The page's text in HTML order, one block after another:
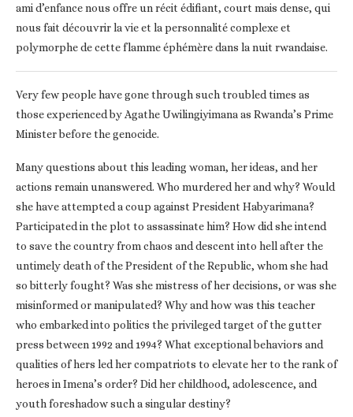
ami d’enfance nous offre un récit édifiant, court mais dense, qui
nous fait découvrir la vie et la personnalité complexe et
polymorphe de cette flamme éphémère dans la nuit rwandaise.
Very few people have gone through such troubled times as
those experienced by Agathe Uwilingiyimana as Rwanda’s Prime
Minister before the genocide.
Many questions about this leading woman, her ideas, and her
actions remain unanswered. Who murdered her and why? Would
she have attempted a coup against President Habyarimana?
Participated in the plot to assassinate him? How did she intend
to save the country from chaos and descent into hell after the
untimely death of the President of the Republic, whom she had
so bitterly fought? Was she mistress of her decisions, or was she
misinformed or manipulated? Why and how was this teacher
who embarked into politics the privileged target of the gutter
press between 1992 and 1994? What exceptional behaviors and
qualities of hers led her compatriots to elevate her to the rank of
heroes in Imena’s order? Did her childhood, adolescence, and
youth foreshadow such a singular destiny?